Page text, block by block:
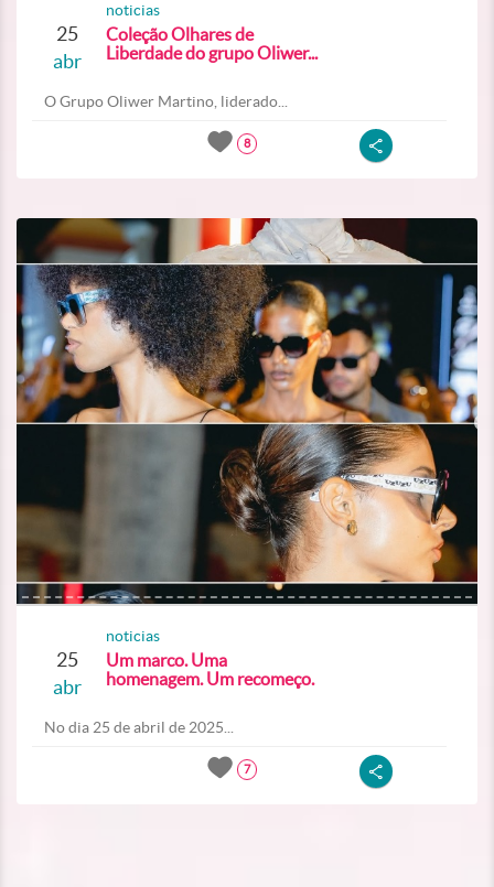
25
abr
noticias
Coleção Olhares de
Liberdade do grupo Oliwer...
O Grupo Oliwer Martino, liderado...
8
25
abr
noticias
Um marco. Uma
homenagem. Um recomeço.
No dia 25 de abril de 2025...
7